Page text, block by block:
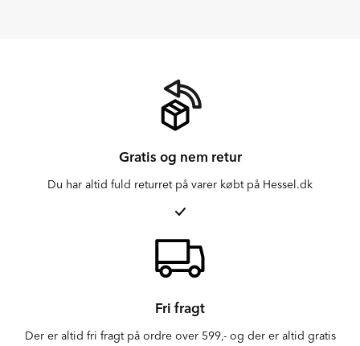
Gratis og nem retur
Du har altid fuld returret på varer købt på Hessel.dk
Fri fragt
Der er altid fri fragt på ordre over 599,- og der er altid gratis